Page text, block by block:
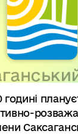
годині